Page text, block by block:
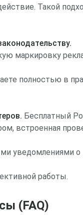
Такой
маркировку
полностью в
Бесплатный
встроенная
уведомлениями о
работы.
(FAQ)